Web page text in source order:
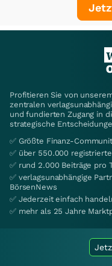
Profitieren Sie von
zentralen
und fundierten Zugang in
strategische
✅ Größte Finanz-
✅ über 550.000
✅ rund 2.000 Beiträge pro
✅ verlagsunabhängige
BörsenNews
✅ Jederzeit einfach
✅ mehr als 25 Jahre